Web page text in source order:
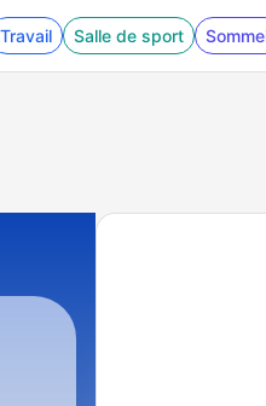
Travail Salle de sport